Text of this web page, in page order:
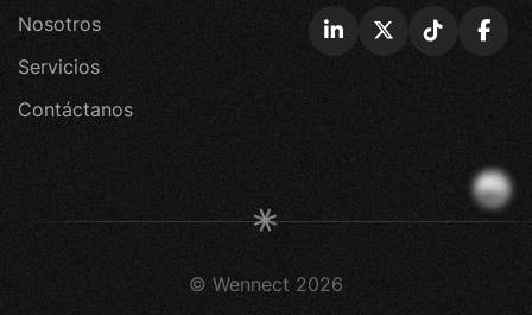
Nosotros
Servicios
Contáctanos
© Wennect 2026